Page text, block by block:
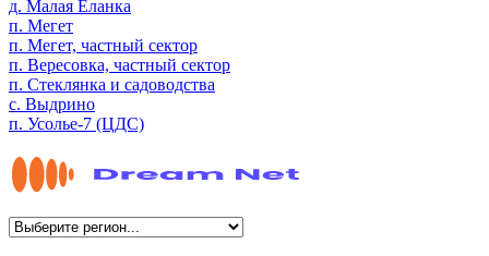
д. Малая Еланка
п. Мегет
п. Мегет, частный сектор
п. Вересовка, частный сектор
п. Стеклянка и садоводства
с. Выдрино
п. Усолье-7 (ЦДС)